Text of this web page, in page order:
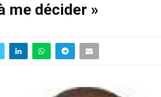
me décider »